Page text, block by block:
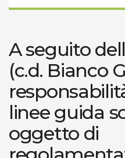
A seguito
(c.d. Bianco
linee guida
oggetto di